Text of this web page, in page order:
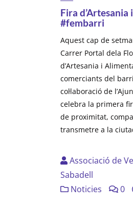
Fira
#fembarri
Aquest cap de
Carrer Portal dela
d’Artesania i
comerciants del
col·laboració de
celebra la primera
de proximitat,
transmetre a la
Associació de
Sabadell
Noticies
0